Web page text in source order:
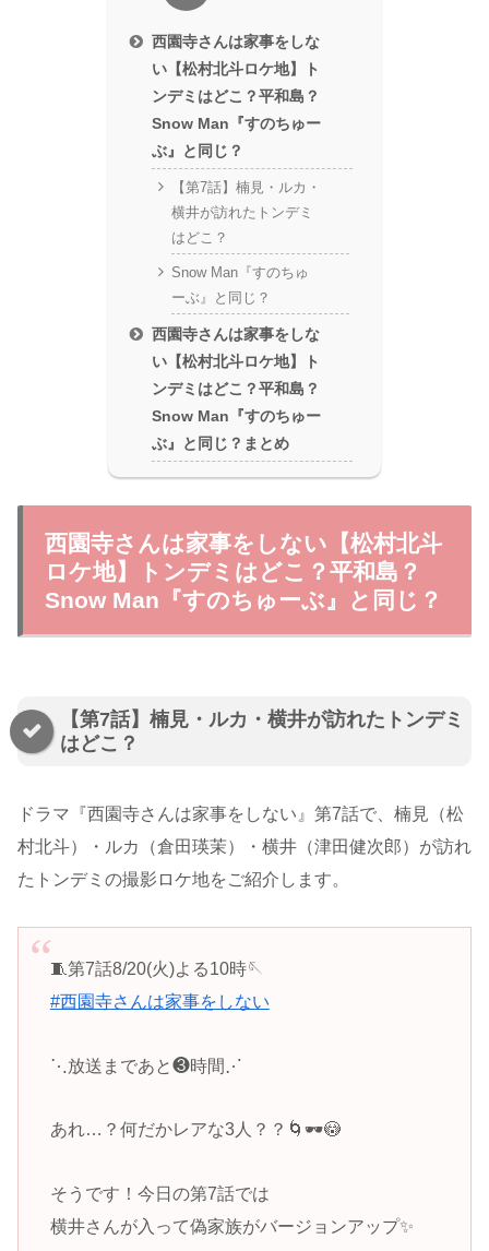
西園寺さんは家事をしな
い【松村北斗ロケ地】ト
ンデミはどこ？平和島？
Snow Man『すのちゅー
ぶ』と同じ？
【第7話】楠見・ルカ・
横井が訪れたトンデミ
はどこ？
Snow Man『すのちゅ
ーぶ』と同じ？
西園寺さんは家事をしな
い【松村北斗ロケ地】ト
ンデミはどこ？平和島？
Snow Man『すのちゅー
ぶ』と同じ？まとめ
西園寺さんは家事をしない【松村北斗
ロケ地】トンデミはどこ？平和島？
Snow Man『すのちゅーぶ』と同じ？
【第7話】楠見・ルカ・横井が訪れたトンデミ
はどこ？
ドラマ『西園寺さんは家事をしない』第7話で、楠見（松
村北斗）・ルカ（倉田瑛茉）・横井（津田健次郎）が訪れ
たトンデミの撮影ロケ地をご紹介します。
🧵第7話8/20(火)よる10時🪡
#西園寺さんは家事をしない
⋱放送まであと❸時間⋰
あれ…？何だかレアな3人？？🌀🕶️😳
そうです！今日の第7話では
横井さんが入って偽家族がバージョンアップ✨